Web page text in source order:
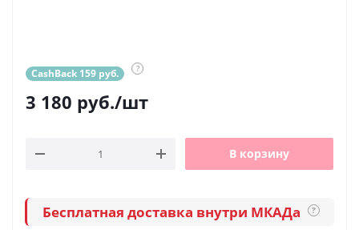
CashBack 159 руб. ?
3 180 руб./шт
В корзину
Бесплатная доставка внутри МКАДа ?